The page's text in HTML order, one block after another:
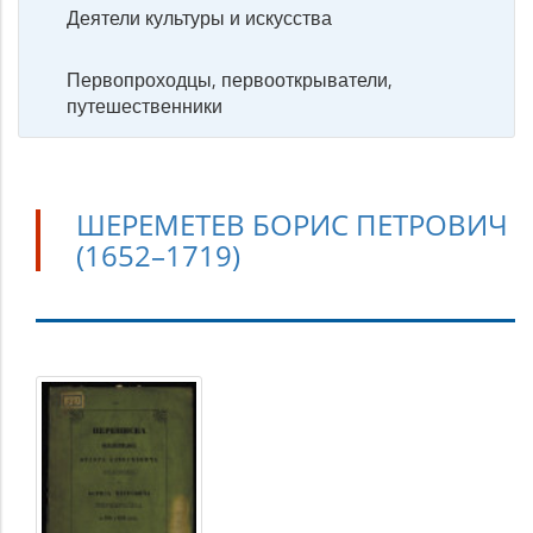
Деятели культуры и искусства
Первопроходцы, первооткрыватели,
путешественники
ШЕРЕМЕТЕВ БОРИС ПЕТРОВИЧ
(1652–1719)
Шереметев
Борис
Петрович
(1652–
1719)